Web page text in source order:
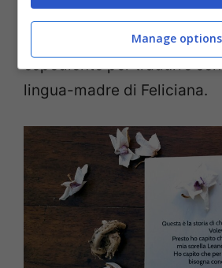
sfumatura. La curandera
spagnolo, ma l’autrice ha
espediente per tradurre
lingua-madre di Feliciana.
Manage options